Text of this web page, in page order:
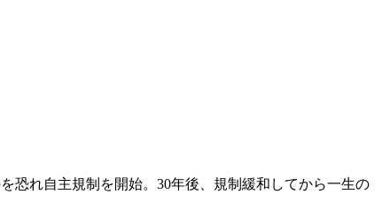
恐れ自主規制を開始。30年後、規制緩和してから一生の